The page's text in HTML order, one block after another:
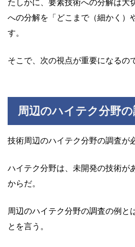
たしかに、要素技術への分解は大
への分解を「どこまで（細かく）
す。
そこで、次の視点が重要になるの
周辺のハイテク分野
技術周辺のハイテク分野の調査が
ハイテク分野は、未開発の技術が
からだ。
周辺のハイテク分野の調査の例と
とを言う。